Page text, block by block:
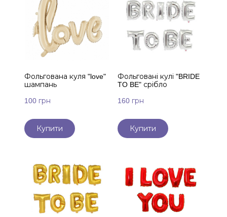
Фольгована куля "love"
шампань
100 грн
Купити
Фольговані кулі "BRIDE
TO BE" срібло
160 грн
Купити